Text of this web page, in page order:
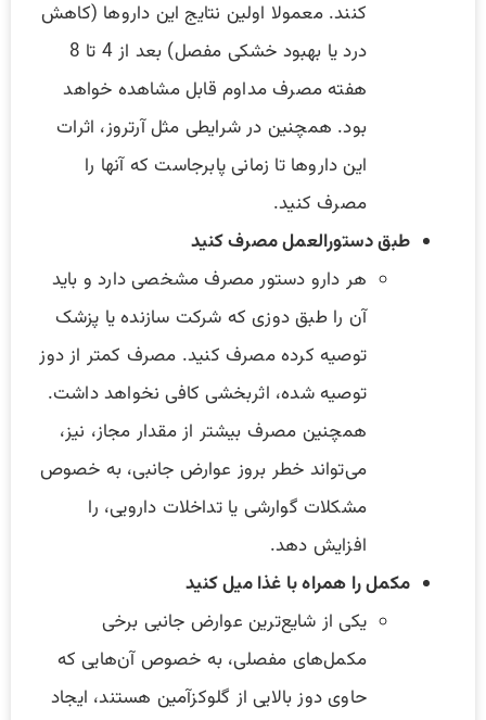
کنند. معمولا اولین نتایج این داروها (کاهش
درد یا بهبود خشکی مفصل) بعد از 4 تا 8
هفته مصرف مداوم قابل مشاهده خواهد
بود. همچنین در شرایطی مثل آرتروز، اثرات
این داروها تا زمانی پابرجاست که آنها را
مصرف کنید.
طبق دستورالعمل مصرف کنید
هر دارو دستور مصرف مشخصی دارد و باید
آن را طبق دوزی که شرکت سازنده یا پزشک
توصیه کرده مصرف کنید. مصرف کمتر از دوز
توصیه شده، اثربخشی کافی نخواهد داشت.
همچنین مصرف بیشتر از مقدار مجاز، نیز،
می‌تواند خطر بروز عوارض جانبی، به خصوص
مشکلات گوارشی یا تداخلات دارویی، را
افزایش دهد.
مکمل را همراه با غذا میل کنید
یکی از شایع‌ترین عوارض جانبی برخی
مکمل‌های مفصلی، به خصوص آن‌هایی که
حاوی دوز بالایی از گلوکزآمین هستند، ایجاد